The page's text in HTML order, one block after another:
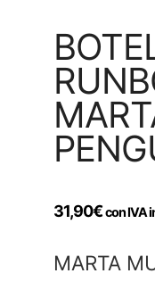
31,90€con IVA
MARTA